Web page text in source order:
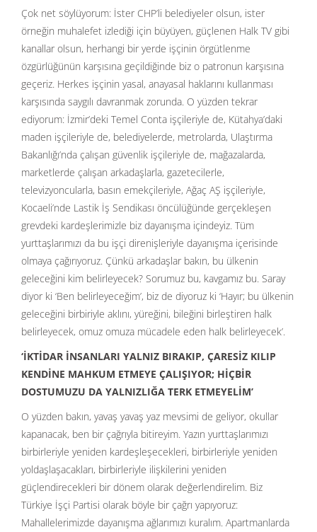
Çok net söylüyorum: İster CHP’li belediyeler olsun, ister
örneğin muhalefet izlediği için büyüyen, güçlenen Halk TV gibi
kanallar olsun, herhangi bir yerde işçinin örgütlenme
özgürlüğünün karşısına geçildiğinde biz o patronun karşısına
geçeriz. Herkes işçinin yasal, anayasal haklarını kullanması
karşısında saygılı davranmak zorunda. O yüzden tekrar
ediyorum: İzmir’deki Temel Conta işçileriyle de, Kütahya’daki
maden işçileriyle de, belediyelerde, metrolarda, Ulaştırma
Bakanlığı’nda çalışan güvenlik işçileriyle de, mağazalarda,
marketlerde çalışan arkadaşlarla, gazetecilerle,
televizyoncularla, basın emekçileriyle, Ağaç AŞ işçileriyle,
Kocaeli’nde Lastik İş Sendikası öncülüğünde gerçekleşen
grevdeki kardeşlerimizle biz dayanışma içindeyiz. Tüm
yurttaşlarımızı da bu işçi direnişleriyle dayanışma içerisinde
olmaya çağırıyoruz. Çünkü arkadaşlar bakın, bu ülkenin
geleceğini kim belirleyecek? Sorumuz bu, kavgamız bu. Saray
diyor ki ‘Ben belirleyeceğim’, biz de diyoruz ki ‘Hayır; bu ülkenin
geleceğini birbiriyle aklını, yüreğini, bileğini birleştiren halk
belirleyecek, omuz omuza mücadele eden halk belirleyecek’.
‘İKTİDAR İNSANLARI YALNIZ BIRAKIP, ÇARESİZ KILIP
KENDİNE MAHKUM ETMEYE ÇALIŞIYOR; HİÇBİR
DOSTUMUZU DA YALNIZLIĞA TERK ETMEYELİM’
O yüzden bakın, yavaş yavaş yaz mevsimi de geliyor, okullar
kapanacak, ben bir çağrıyla bitireyim. Yazın yurttaşlarımızı
birbirleriyle yeniden kardeşleşecekleri, birbirleriyle yeniden
yoldaşlaşacakları, birbirleriyle ilişkilerini yeniden
güçlendirecekleri bir dönem olarak değerlendirelim. Biz
Türkiye İşçi Partisi olarak böyle bir çağrı yapıyoruz:
Mahallelerimizde dayanışma ağlarımızı kuralım. Apartmanlarda